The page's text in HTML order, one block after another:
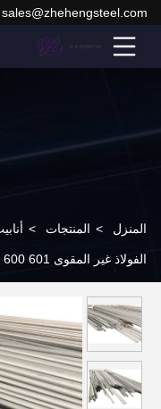
sales@zhehengsteel.com
المنزل > المنتجات >
الفولاذ غير المقوى 601 600 B163 سبيكة النيكل